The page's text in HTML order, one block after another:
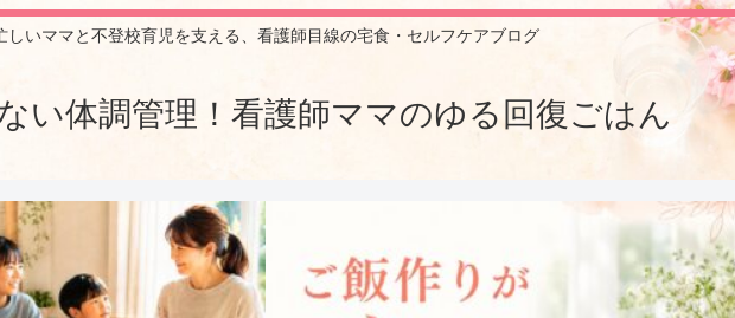
しいママと不登校育児を支える、看護師目線の宅食・セルフケアブログ
い体調管理！看護師ママのゆる回復ごはん